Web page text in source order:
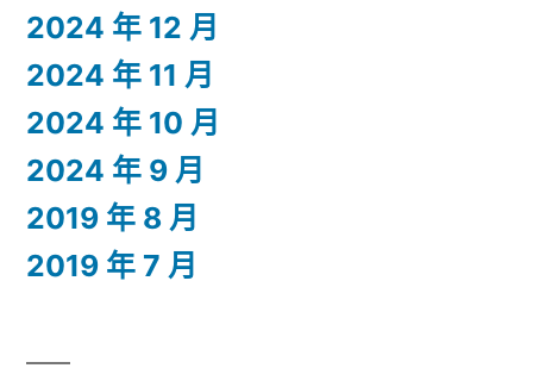
2024 年 12 月
2024 年 11 月
2024 年 10 月
2024 年 9 月
2019 年 8 月
2019 年 7 月